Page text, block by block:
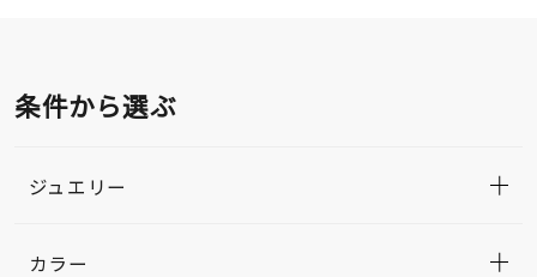
条件から選ぶ
ジュエリー
カラー